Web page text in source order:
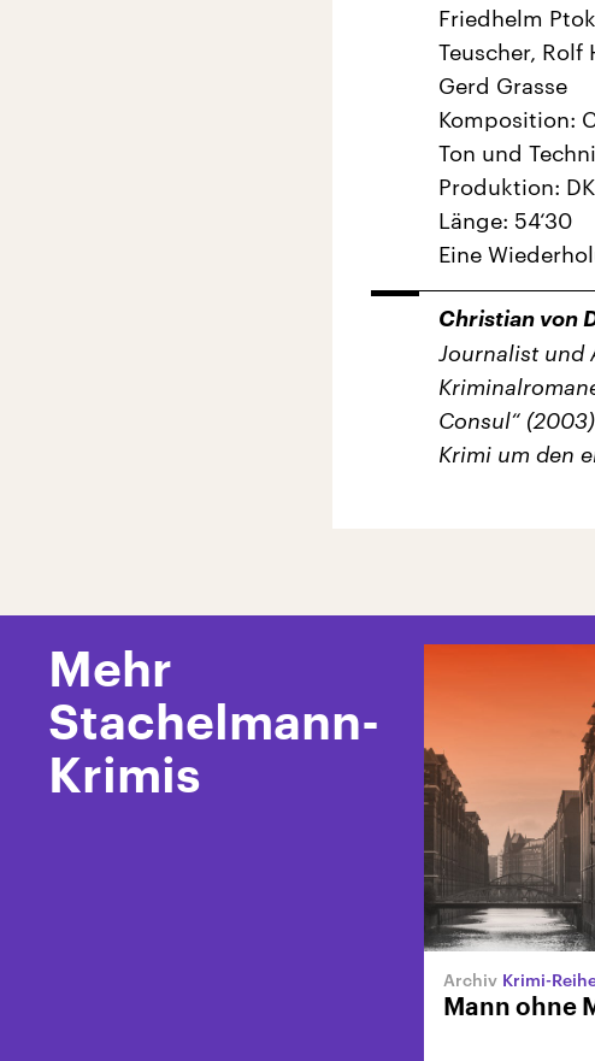
Friedhelm
Teuscher,
Gerd Grasse
Komposition:
Ton und
Produktion:
Länge: 54‘30
Eine
Christian von
Journalist und
Consul“
Krimi um den
Mehr
Stachelmann-
Krimis
Krimi-
Mann ohne